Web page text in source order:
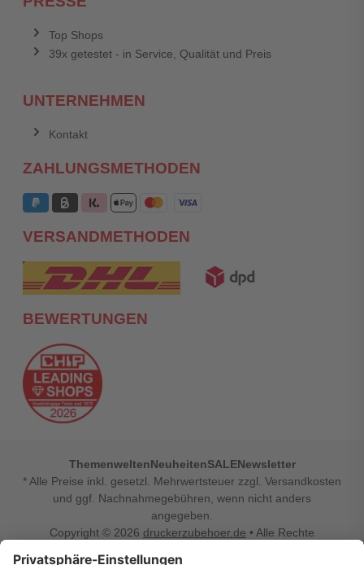
Top Shops
39x getestet - in Service, Qualität und Preis
UNTERNEHMEN
Kontakt
ZAHLUNGSMETHODEN
VERSANDMETHODEN
BEWERTUNGEN
ThemenweltenNeuheitenSALENewsletter
* Alle Preise inkl. gesetzl. Mehrwertsteuer zzgl. Versandkosten
und ggf. Nachnahmegebühren, wenn nicht anders
angegeben.
Copyright © 2026 druckerzubehoer.de • Alle Rechte